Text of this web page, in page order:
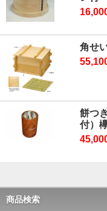
角せ
餅つ
付）
商品検索